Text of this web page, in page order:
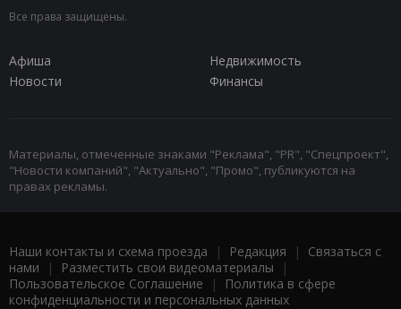
Все права защищены.
Афиша
Недвижимость
Новости
Финансы
Материалы, отмеченные знаками "Реклама", "PR", "Спецпроект",
"Новости компаний", "Актуально", "Промо", публикуются на
правах рекламы.
Наши контакты и схема проезда | Редакция | Связаться с
нами | Разместить свои видеоматериалы |
Пользовательское Соглашение |
Политика в сфере
конфиденциальности и персональных данных